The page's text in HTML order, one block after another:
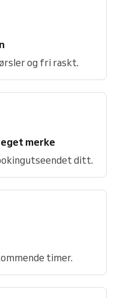
og fri raskt.
merke
ditt.
timer.